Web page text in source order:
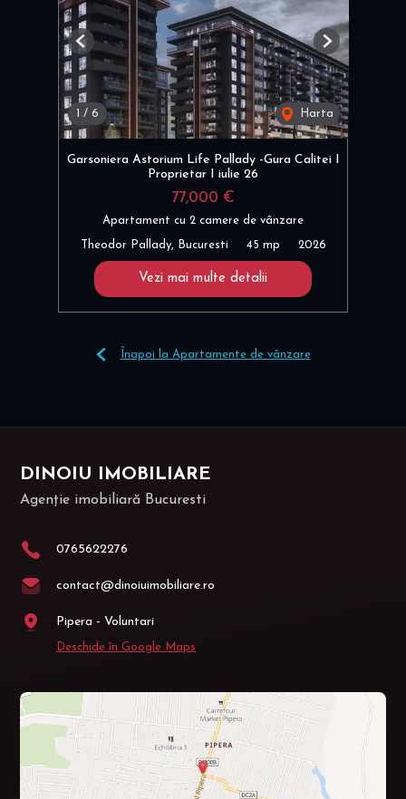
1 / 6 Harta
Previous Next
Garsoniera Astorium Life Pallady -Gura Calitei I
Proprietar I iulie 26
77,000 €
Apartament cu 2 camere de vânzare
Theodor Pallady, Bucuresti 45 mp 2026
Vezi mai multe detalii
Înapoi la Apartamente de vânzare
DINOIU IMOBILIARE
Agenție imobiliară Bucuresti
0765622276
contact@dinoiuimobiliare.ro
Pipera - Voluntari
Deschide în Google Maps